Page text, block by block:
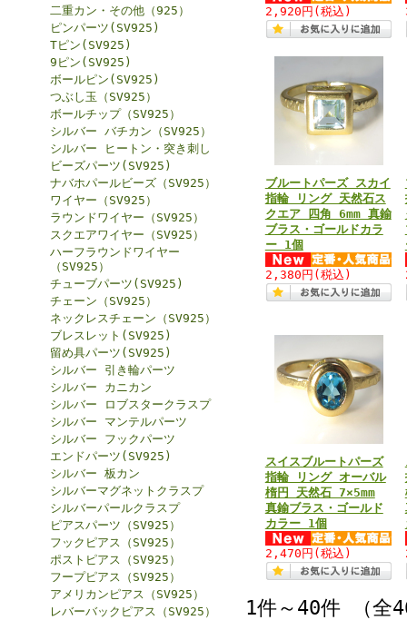
二重カン・その他（925）
ピンパーツ(SV925)
Tピン(SV925)
9ピン(SV925)
ボールピン(SV925)
つぶし玉（SV925）
ボールチップ（SV925）
シルバー バチカン（SV925）
シルバー ヒートン・突き刺し
ビーズパーツ(SV925)
ナバホパールビーズ（SV925）
ワイヤー（SV925）
ラウンドワイヤー（SV925）
スクエアワイヤー（SV925）
ハーフラウンドワイヤー
（SV925）
チューブパーツ(SV925)
チェーン（SV925）
ネックレスチェーン（SV925）
ブレスレット(SV925)
留め具パーツ(SV925)
シルバー 引き輪パーツ
シルバー カニカン
シルバー ロブスタークラスプ
シルバー マンテルパーツ
シルバー フックパーツ
エンドパーツ(SV925)
シルバー 板カン
シルバーマグネットクラスプ
シルバーパールクラスプ
ピアスパーツ（SV925）
フックピアス（SV925）
ポストピアス（SV925）
フープピアス（SV925）
アメリカンピアス（SV925）
レバーバックピアス（SV925）
2,920円 (税込)
ブルートパーズ スカイ
指輪 リング 天然石ス
クエア 四角 6mm 真鍮
ブラス・ゴールドカラ
ー 1個
2,380円 (税込)
スイスブルートパーズ
指輪 リング オーバル
楕円 天然石 7×5mm
真鍮ブラス・ゴールド
カラー 1個
2,470円 (税込)
1件～40件 （